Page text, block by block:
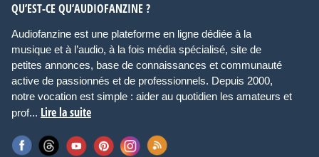
QU’EST-CE QU’AUDIOFANZINE ?
Audiofanzine est une plateforme en ligne dédiée à la
musique et à l’audio, à la fois média spécialisé, site de
petites annonces, base de connaissances et communauté
active de passionnés et de professionnels. Depuis 2000,
notre vocation est simple : aider au quotidien les amateurs et
prof... Lire la suite